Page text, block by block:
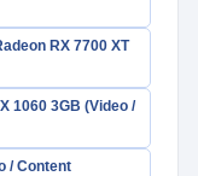
RX 7700 XT
1060 3GB (Video /
/ Content